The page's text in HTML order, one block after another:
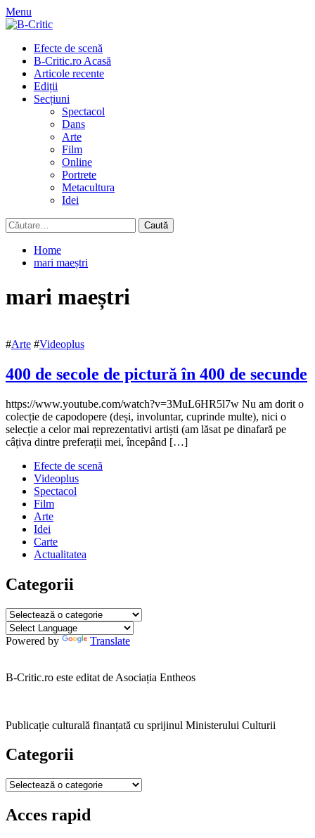
Skip
to
Menu
Primary
Menu
Efecte de scenă
B-Critic.ro Acasă
Articole recente
Ediții
Secțiuni
Spectacol
Dans
Arte
Film
Online
Portrete
Metacultura
Idei
Caută
după:
Home
mari maeștri
mari maeștri
#Arte #Videoplus
400 de secole de pictură în 400 de secunde
9
octombrie
201713
octombrie
https://www.youtube.com/watch?v=3MuL6HR5l7w Nu am dorit o
colecție de capodopere (deși, involuntar, cuprinde multe), nici o
selecție a celor mai reprezentativi artiști (am lăsat pe dinafară pe
câțiva dintre preferații mei, începând […]
Efecte de scenă
Videoplus
Spectacol
Film
Arte
Idei
Carte
Actualitatea
Categorii
Categorii
Powered by Translate
B-Critic.ro este editat de Asociația Entheos
Publicație culturală finanțată cu sprijinul Ministerului Culturii
Categorii
Categorii
Acces rapid